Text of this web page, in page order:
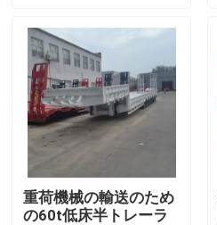
接触米国
引用を要求しなさい
使用されたダンプカー ト
重荷機械の輸送のため
の60t低床半トレーラ